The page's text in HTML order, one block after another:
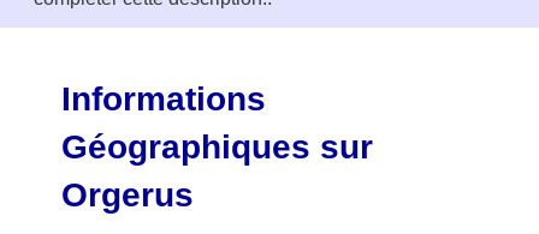
Informations
Géographiques sur
Orgerus